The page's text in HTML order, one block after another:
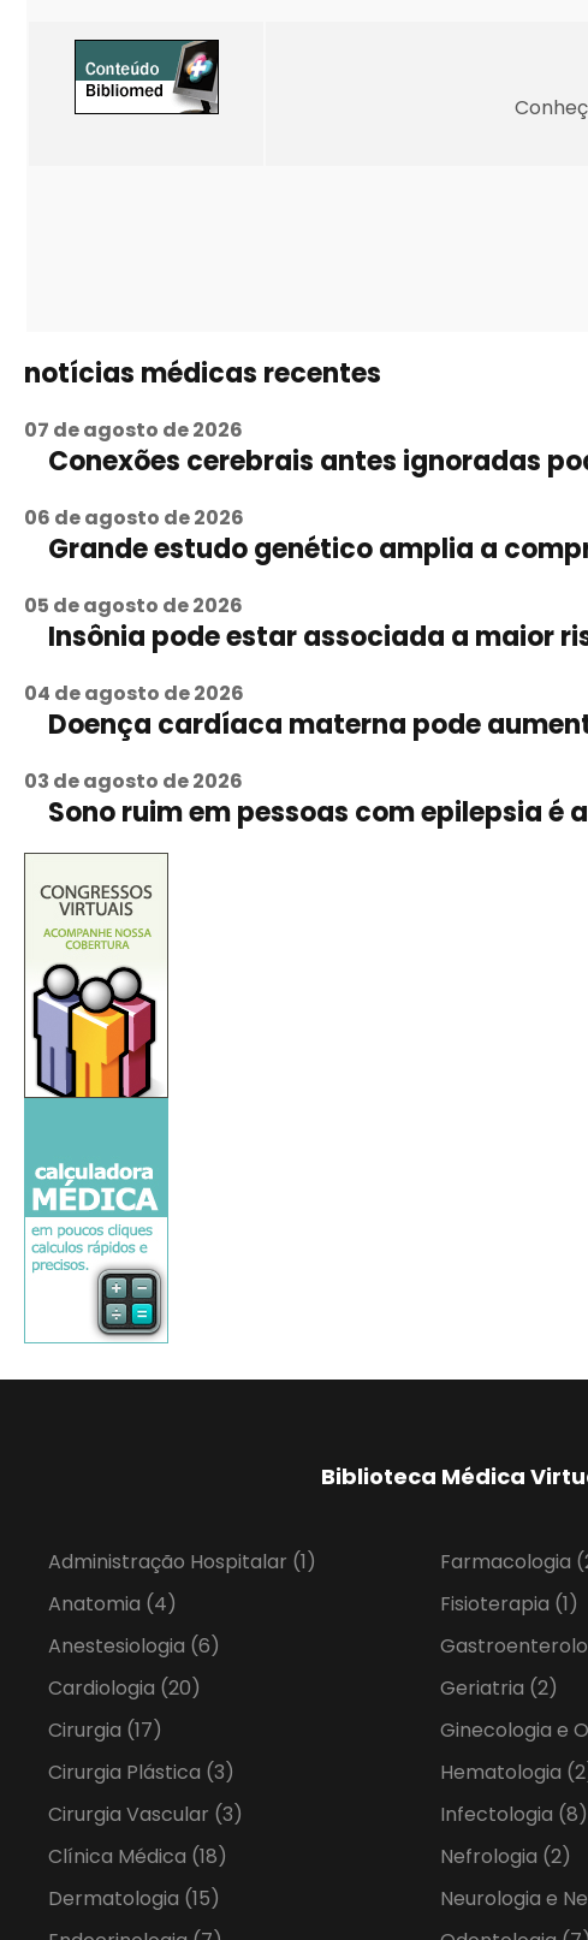
notícias médicas recentes
07 de agosto de 2026
Conexões cerebrais antes ignoradas
06 de agosto de 2026
Grande estudo genético amplia a
05 de agosto de 2026
Insônia pode estar associada a maior
04 de agosto de 2026
Doença cardíaca materna pode
03 de agosto de 2026
Sono ruim em pessoas com epilepsia
Biblioteca Médica
Administração Hospitalar (1)
Anatomia (4)
Anestesiologia (6)
Cardiologia (20)
Cirurgia (17)
Cirurgia Plástica (3)
Cirurgia Vascular (3)
Clínica Médica (18)
Dermatologia (15)
Farmacologia
Fisioterapia (1)
Geriatria (2)
Ginecologia e
Hematologia
Infectologia (8)
Nefrologia (2)
Neurologia e